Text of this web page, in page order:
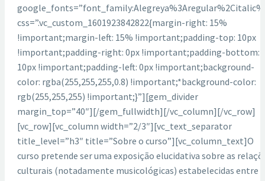
css=”.vc_custom_1601923842822{margin-right: 15%
!important;margin-left: 15% !important;padding-top: 10px
!important;padding-right: 0px !important;padding-bottom:
10px !important;padding-left: 0px !important;background-
color: rgba(255,255,255,0.8) !important;*background-color:
rgb(255,255,255) !important;}”][gem_divider
margin_top=”40″][/gem_fullwidth][/vc_column][/vc_row]
[vc_row][vc_column width=”2/3″][vc_text_separator
title_level=”h3″ title=”Sobre o curso”][vc_column_text]O
curso pretende ser uma exposição elucidativa sobre as
culturais (notadamente musicológicas) estabelecidas entre